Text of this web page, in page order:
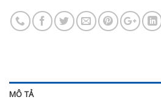
MÔ TẢ